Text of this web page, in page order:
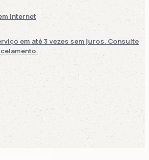
Internet
em até 3 vezes sem juros. Consulte